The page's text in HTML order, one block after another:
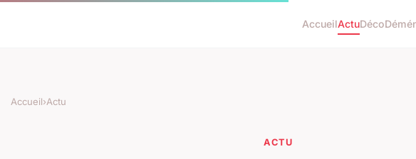
AccueilActuDéco
Accueil›Actu
ACTU